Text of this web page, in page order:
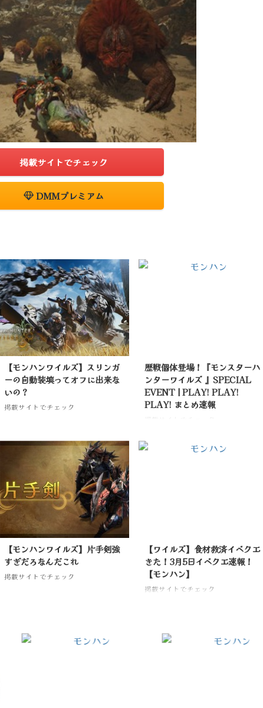
掲載サイトでチェック
DMMプレミアム
【モンハンワイルズ】スリンガ
ーの自動装填ってオフに出来な
いの？
掲載サイトでチェック
歴戦個体登場！『モンスターハ
ンターワイルズ 』SPECIAL
EVENT | PLAY! PLAY!
PLAY! まとめ速報
掲載サイトでチェック
【モンハンワイルズ】片手剣強
すぎだろなんだこれ
掲載サイトでチェック
【ワイルズ】食材救済イベクエ
きた！3月5日イベクエ速報！
【モンハン】
掲載サイトでチェック